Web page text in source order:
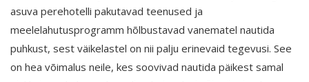
asuva perehotelli pakutavad teenused ja
meelelahutusprogramm hõlbustavad vanematel nautida
puhkust, sest väikelastel on nii palju erinevaid tegevusi. See
on hea võimalus neile, kes soovivad nautida päikest samal